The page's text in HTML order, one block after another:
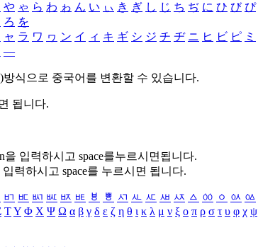
や ゃ ら わ ゎ ん い ぃ き ぎ し じ ち ぢ に ひ び ぴ
ろ を
ャ ラ ワ ヮ ン イ ィ キ ギ シ ジ チ ヂ ニ ヒ ビ ピ ミ
―
방식으로 중국어를 변환할 수 있습니다.
됩니다.
을 입력하시고 space를누르시면됩니다.
입력하시고 space를 누르시면 됩니다.
ㅲ ㅳ ㅴ ㅵ ㅶ ㅷ ㅸ ㅹ ㅺ ㅻ ㅼ ㅽ ㅾ ㅿ ㆀ ㆁ ㆂ ㆃ
ΤΥ Φ Χ Ψ Ω α β γ δ ε ζ η θ ι κ λ μ ν ξ ο π ρ σ τ υ φ χ ψ